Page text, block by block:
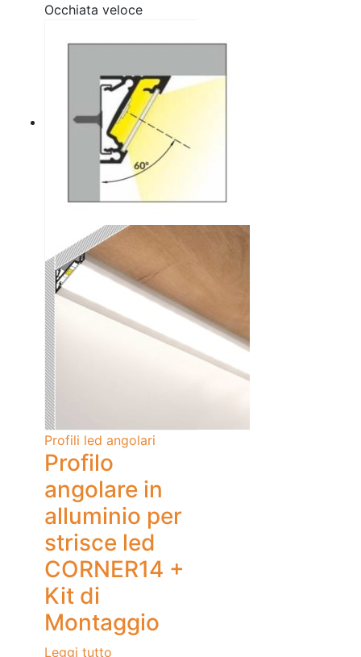
Occhiata veloce
Profili led angolari
Profilo
angolare in
alluminio per
strisce led
CORNER14 +
Kit di
Montaggio
Leggi tutto